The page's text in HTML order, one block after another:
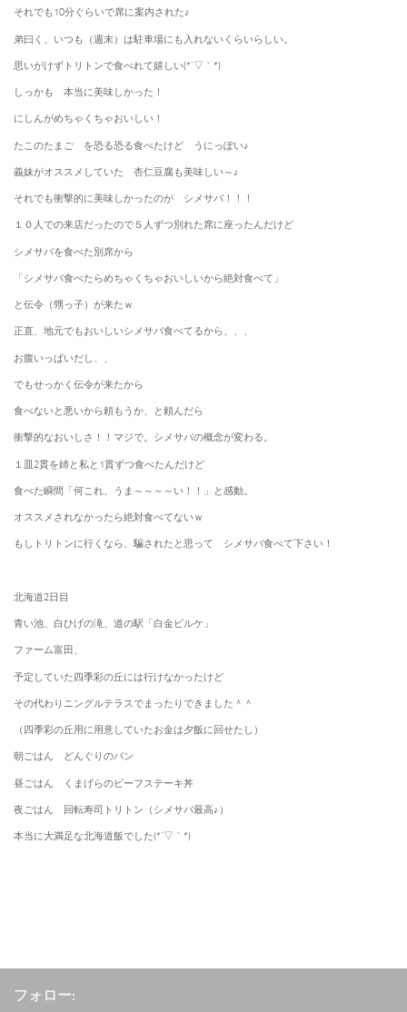
それでも10分ぐらいで席に案内された♪
弟曰く、いつも（週末）は駐車場にも入れないくらいらしい。
思いがけずトリトンで食べれて嬉しい(*´▽｀*)
しっかも 本当に美味しかった！
にしんがめちゃくちゃおいしい！
たこのたまご を恐る恐る食べたけど うにっぽい♪
義妹がオススメしていた 杏仁豆腐も美味しい～♪
それでも衝撃的に美味しかったのが シメサバ！！！
１０人での来店だったので５人ずつ別れた席に座ったんだけど
シメサバを食べた別席から
「シメサバ食べたらめちゃくちゃおいしいから絶対食べて」
と伝令（甥っ子）が来たｗ
正直、地元でもおいしいシメサバ食べてるから、、、
お腹いっぱいだし、、
でもせっかく伝令が来たから
食べないと悪いから頼もうか、と頼んだら
衝撃的なおいしさ！！マジで。シメサバの概念が変わる。
１皿2貫を姉と私と1貫ずつ食べたんだけど
食べた瞬間「何これ、うま～～～～い！！」と感動。
オススメされなかったら絶対食べてないｗ
もしトリトンに行くなら、騙されたと思って シメサバ食べて下さい！
北海道2日目
青い池、白ひげの滝、道の駅「白金ビルケ」
ファーム富田、
予定していた四季彩の丘には行けなかったけど
その代わりニングルテラスでまったりできました＾＾
（四季彩の丘用に用意していたお金は夕飯に回せたし）
朝ごはん どんぐりのパン
昼ごはん くまげらのビーフステーキ丼
夜ごはん 回転寿司トリトン（シメサバ最高♪）
本当に大満足な北海道飯でした(*´▽｀*)
フォロー: